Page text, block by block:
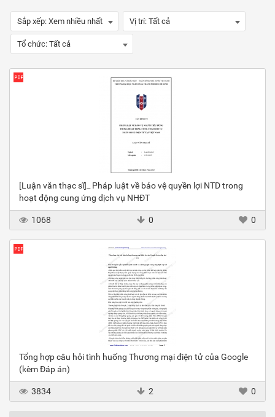
Sắp xếp: Xem nhiều nhất Vị trí: Tất cả
Tổ chức: Tất cả
[Luận văn thạc sĩ]_ Pháp luật về bảo vệ quyền lợi NTD trong
hoạt động cung ứng dịch vụ NHĐT
1068 0 0
Tổng hợp câu hỏi tình huống Thương mại điện tử của Google
(kèm Đáp án)
3834 2 0